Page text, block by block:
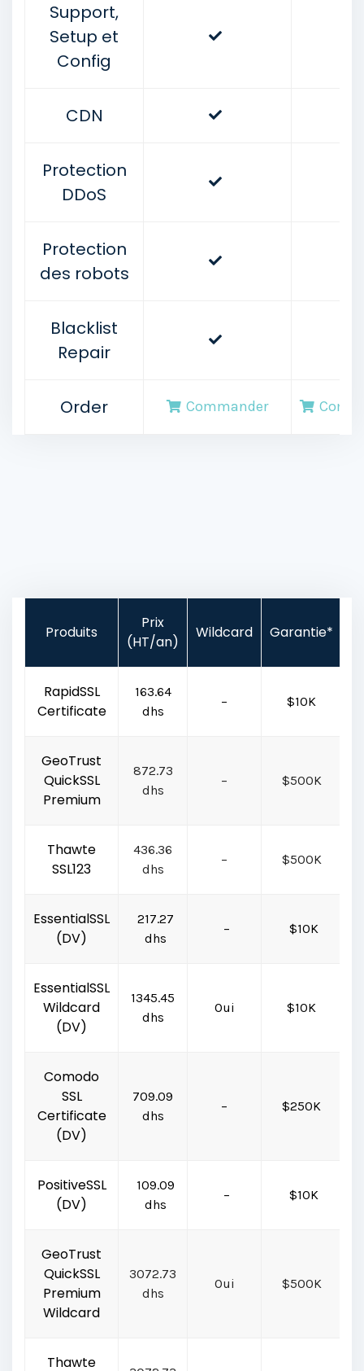
Support,
Setup et
Config
CDN
Protection
DDoS
Protection
des robots
Blacklist
Repair
Order Commander
Produits
Prix
(HT/an)
Wildcard Garantie*
RapidSSL
Certificate
163.64
dhs
– $10K
GeoTrust
QuickSSL
Premium
872.73
dhs
– $500K
Thawte
SSL123
436.36
dhs
– $500K
EssentialSSL
(DV)
217.27
dhs
– $10K
EssentialSSL
Wildcard
(DV)
1345.45
dhs
Oui $10K
Comodo
SSL
Certificate
(DV)
709.09
dhs
– $250K
PositiveSSL
(DV)
109.09
dhs
– $10K
GeoTrust
QuickSSL
Premium
Wildcard
3072.73
dhs
Oui $500K
Thawte